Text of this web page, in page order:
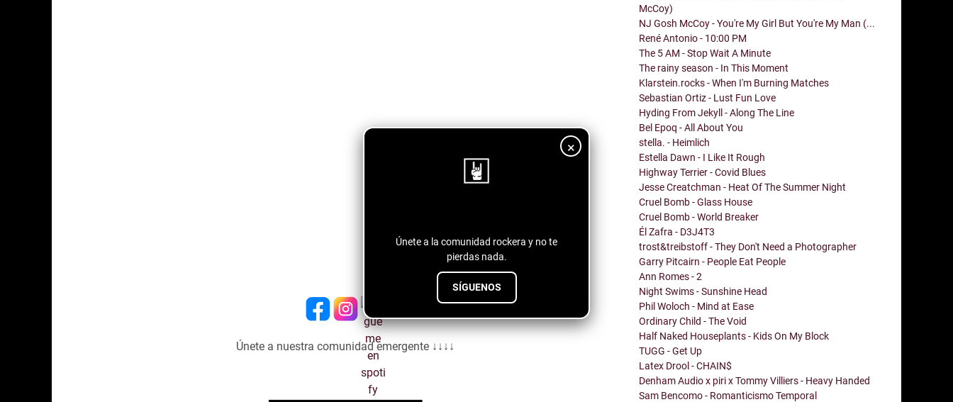
×
Únete a la comunidad rockera y no te
pierdas nada.
SÍGUENOS
Únete a nuestra comunidad emergente ↓↓↓↓
McCoy)
NJ Gosh McCoy - You're My Girl But You're My Man (...
René Antonio - 10:00 PM
The 5 AM - Stop Wait A Minute
The rainy season - In This Moment
Klarstein.rocks - When I'm Burning Matches
Sebastian Ortiz - Lust Fun Love
Hyding From Jekyll - Along The Line
Bel Epoq - All About You
stella. - Heimlich
Estella Dawn - I Like It Rough
Highway Terrier - Covid Blues
Jesse Creatchman - Heat Of The Summer Night
Cruel Bomb - Glass House
Cruel Bomb - World Breaker
Él Zafra - D3J4T3
trost&treibstoff - They Don't Need a Photographer
Garry Pitcairn - People Eat People
Ann Romes - 2
Night Swims - Sunshine Head
Phil Woloch - Mind at Ease
Ordinary Child - The Void
Half Naked Houseplants - Kids On My Block
TUGG - Get Up
Latex Drool - CHAIN$
Denham Audio x piri x Tommy Villiers - Heavy Handed
Sam Bencomo - Romanticismo Temporal